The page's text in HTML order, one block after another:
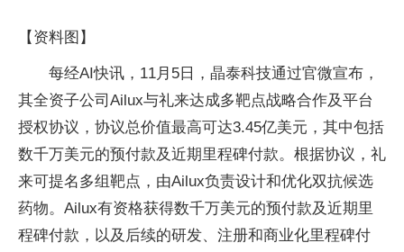
【资料图】
每经AI快讯，11月5日，晶泰科技通过官微宣布，
其全资子公司Ailux与礼来达成多靶点战略合作及平台
授权协议，协议总价值最高可达3.45亿美元，其中包括
数千万美元的预付款及近期里程碑付款。根据协议，礼
来可提名多组靶点，由Ailux负责设计和优化双抗候选
药物。Ailux有资格获得数千万美元的预付款及近期里
程碑付款，以及后续的研发、注册和商业化里程碑付